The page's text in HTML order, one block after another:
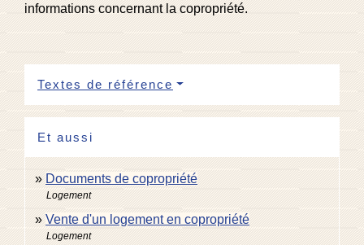
informations concernant la copropriété.
Textes de référence
Et aussi
Documents de copropriété
Logement
Vente d'un logement en copropriété
Logement